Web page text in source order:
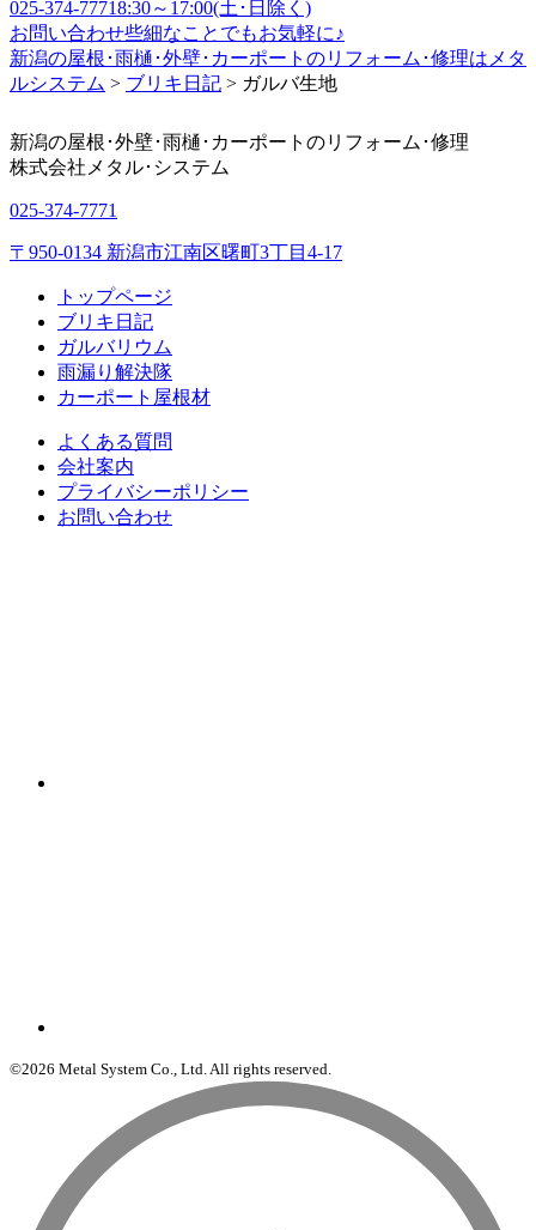
025-374-77718:30～17:00(土･日除く)
お問い合わせ些細なことでもお気軽に♪
新潟の屋根･雨樋･外壁･カーポートのリフォーム･修理はメタ
ルシステム > ブリキ日記 > ガルバ生地
新潟の屋根･外壁･雨樋･カーポートのリフォーム･修理
株式会社メタル･システム
025-374-7771
〒950-0134 新潟市江南区曙町3丁目4-17
トップページ
ブリキ日記
ガルバリウム
雨漏り解決隊
カーポート屋根材
よくある質問
会社案内
プライバシーポリシー
お問い合わせ
©2026 Metal System Co., Ltd. All rights reserved.